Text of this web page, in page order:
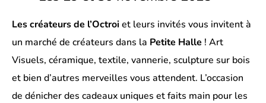
Les créateurs de l’Octroiet leurs invités vous invitent à
un marché de créateurs dans la Petite Halle ! Art
Visuels, céramique, textile, vannerie, sculpture sur bois
et bien d’autres merveilles vous attendent. L’occasion
de dénicher des cadeaux uniques et faits main pour les